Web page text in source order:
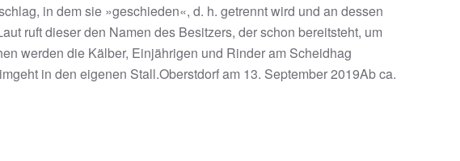
in dem sie »geschieden«, d. h. getrennt wird und an dessen
ruft dieser den Namen des Besitzers, der schon bereitsteht, um
werden die Kälber, Einjährigen und Rinder am Scheidhag
in den eigenen Stall.Oberstdorf am 13. September 2019Ab ca.